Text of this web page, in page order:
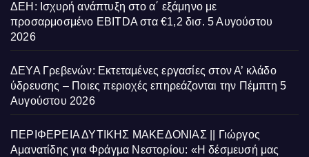
ΔΕΗ: Ισχυρή ανάπτυξη στο α΄ εξάμηνο με
προσαρμοσμένο EBITDA στα €1,2 δισ. 5 Αυγούστου
2026
ΔΕΥΑ Γρεβενών: Εκτεταμένες εργασίες στον Α’ κλάδο
ύδρευσης – Ποιες περιοχές επηρεάζονται την Πέμπτη 5
Αυγούστου 2026
ΠΕΡΙΦΕΡΕΙΑ ΔΥΤΙΚΗΣ ΜΑΚΕΔΟΝΙΑΣ || Γιώργος
Αμανατίδης για Φράγμα Νεστορίου: «Η δέσμευσή μας